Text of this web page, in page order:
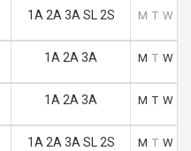
1A 2A 3A SL 2S M T W
1A 2A 3A M T W
1A 2A 3A M T W
1A 2A 3A SL 2S M T W